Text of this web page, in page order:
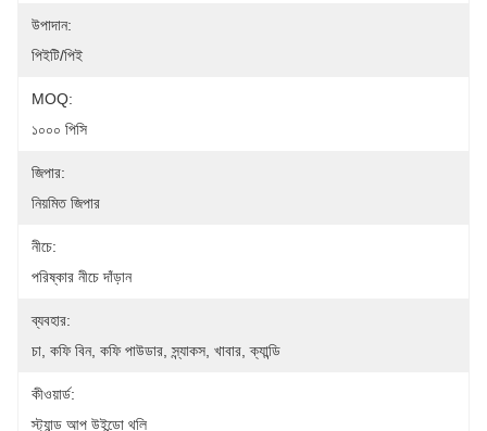
উপাদান:
পিইটি/পিই
MOQ:
১০০০ পিসি
জিপার:
নিয়মিত জিপার
নীচে:
পরিষ্কার নীচে দাঁড়ান
ব্যবহার:
চা, কফি বিন, কফি পাউডার, স্ন্যাকস, খাবার, ক্যান্ডি
কীওয়ার্ড:
স্ট্যান্ড আপ উইন্ডো থলি